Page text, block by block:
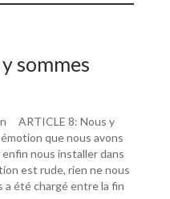
sommes
ARTICLE 8: Nous y
que nous avons
nous installer dans
est rude, rien ne nous
a été chargé entre la fin